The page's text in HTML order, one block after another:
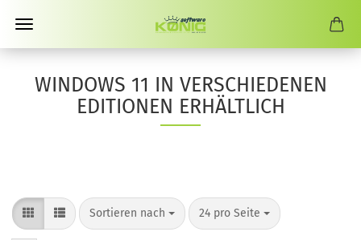
WINDOWS 11 IN VERSCHIEDENEN
EDITIONEN ERHÄLTLICH
Sortieren nach
Sortieren nach 24 pro Seite
pro Seite